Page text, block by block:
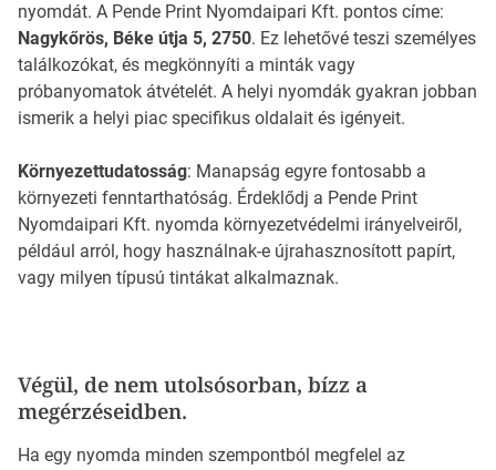
nyomdát. A Pende Print Nyomdaipari Kft. pontos címe:
Nagykőrös, Béke útja 5, 2750. Ez lehetővé teszi személyes
találkozókat, és megkönnyíti a minták vagy
próbanyomatok átvételét. A helyi nyomdák gyakran jobban
ismerik a helyi piac specifikus oldalait és igényeit.
Környezettudatosság: Manapság egyre fontosabb a
környezeti fenntarthatóság. Érdeklődj a Pende Print
Nyomdaipari Kft. nyomda környezetvédelmi irányelveiről,
például arról, hogy használnak-e újrahasznosított papírt,
vagy milyen típusú tintákat alkalmaznak.
Végül, de nem utolsósorban, bízz a
megérzéseidben.
Ha egy nyomda minden szempontból megfelel az